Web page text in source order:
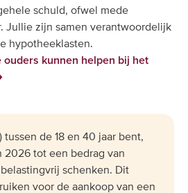
schuld, ofwel mede
Jullie zijn samen verantwoordelijk
hypotheeklasten.
ouders kunnen helpen bij het
de 18 en 40 jaar bent,
2026 tot een bedrag van
schenken. Dit
voor de aankoop van een